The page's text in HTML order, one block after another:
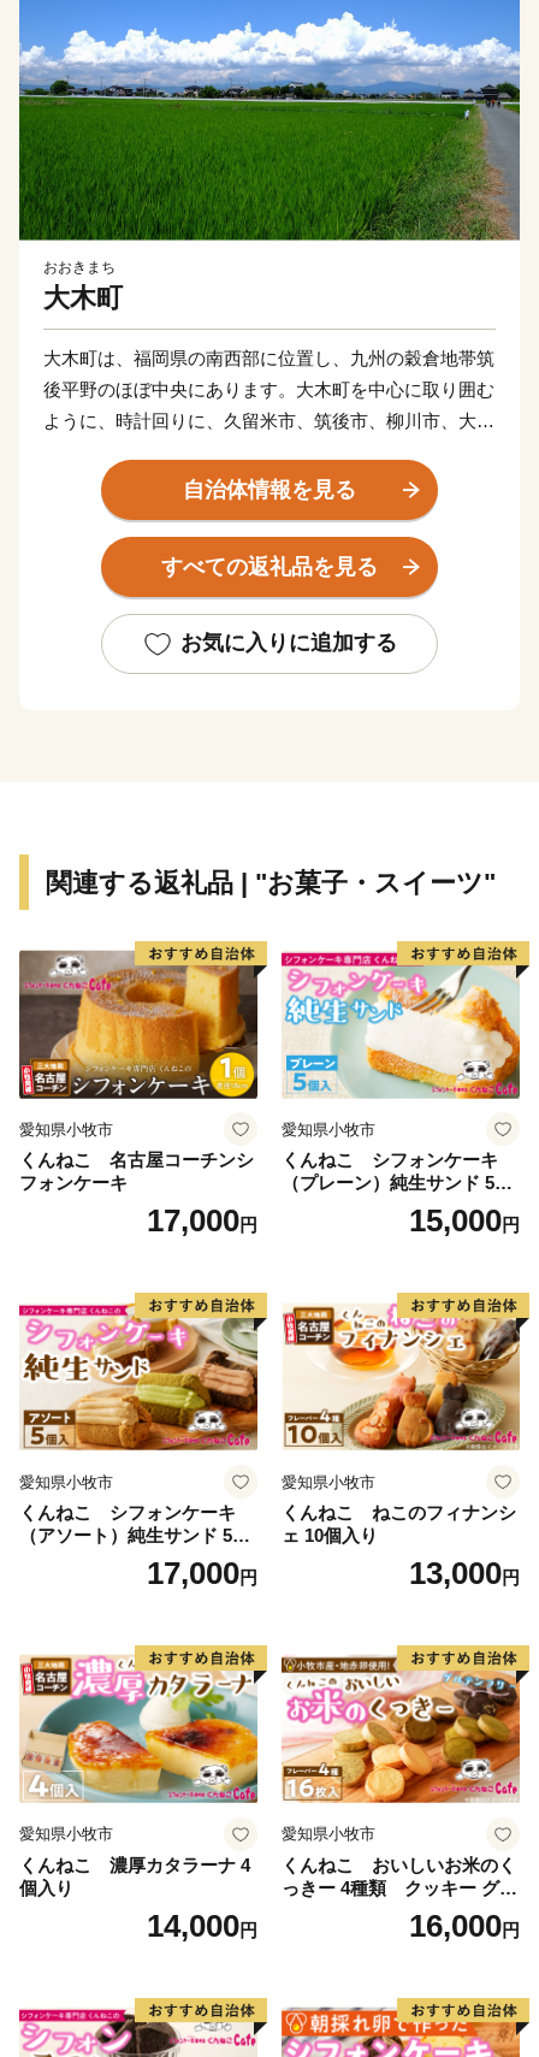
おおきまち
大木町
大木町は、福岡県の南西部に位置し、九州の穀倉地帯筑
後平野のほぼ中央にあります。大木町を中心に取り囲む
ように、時計回りに、久留米市、筑後市、柳川市、大川
福岡市から西鉄天神大牟田線を利用すると約1時間、車
で九州自動車道（八女インターチェンジ）を利用すると
約50分の距離にあります。
温暖多雨の穏やかな気候にくわえて、町全体が標高4〜5
す。また、町の総面積の約14％を占める堀（クリーク）
が、町全域を縦横無尽に張り巡らしており、その歴史は
自治体情報を見る
すべての返礼品を見る
お気に入りに追加する
関連する返礼品 | "お菓子・スイーツ"
愛知県小牧市
くんねこ 名古屋コーチンシ
フォンケーキ
17,000円
愛知県小牧市
くんねこ シフォンケーキ
（プレーン）純生サンド 5個
15,000円
愛知県小牧市
くんねこ シフォンケーキ
（アソート）純生サンド 5個
17,000円
愛知県小牧市
くんねこ ねこのフィナンシ
ェ 10個入り
13,000円
愛知県小牧市
くんねこ 濃厚カタラーナ 4
個入り
14,000円
愛知県小牧市
くんねこ おいしいお米のく
っきー 4種類 クッキー グル
16,000円